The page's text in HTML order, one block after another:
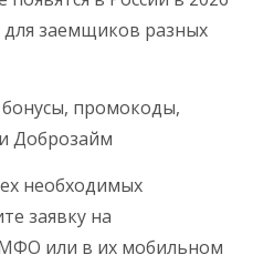
для заемщиков разных
промокоды,
Доброзайм
необходимых
заявку на
или в их мобильном